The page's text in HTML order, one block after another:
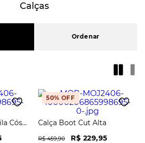
Calças
Cós
50% OFF
Calça Boot Cut Alta
R$ 459,90 R$ 229,95